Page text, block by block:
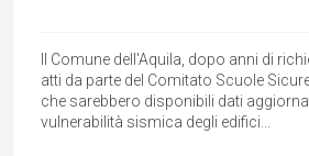
Il Comune dell'Aquila, dopo anni di
atti da parte del Comitato Scuole
che sarebbero disponibili dati
vulnerabilità sismica degli edifici...